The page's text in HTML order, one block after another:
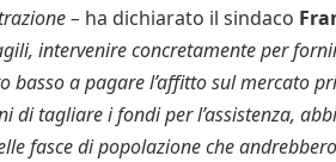
– ha dichiarato il sindaco
intervenire concretamente per
a pagare l’affitto sul mercato
di tagliare i fondi per l’assistenza,
fasce di popolazione che